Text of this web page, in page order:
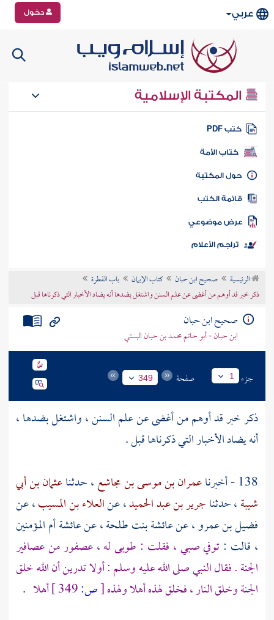
عربي دخول
المكتبة الإسلامية
كتب PDF
كتاب الأمة
المكتبة
الكتب
موضوعي
تراجم الأعلام
الرئيسية صحيح ابن حبان كتاب الإيمان
باب الفطرة
ذكر خبر قد أوهم من أغضى عن علم السنن واشتغل بضدها أنه يضاد الأخبار التي ذكرناها قبل
صحيح ابن حبان
ابن حبان - أبو حاتم محمد بن حبان البستي
جزء 1 صفحة 349
ذكر خبر قد أوهم من أغضى عن علم السنن ، واشتغل بضدها ،
أنه يضاد الأخبار التي ذكرناها قبل .
138 - أخبرنا
عمران بن موسى بن مجاشع، حدثناعثمان بن أبي
شيبة، حدثناجرير بن عبد الحميد، عنالعلاء بن المسيب، عن
فضيل بن عمرو، عنعائشة بنت طلحة، عنعائشةأم المؤمنين
، قالت :توفي صبي ، فقلت : طوبى له ، عصفور من عصافير
الجنة . فقال النبي صلى الله عليه وسلم : أولا تدرين أن الله خلق
الجنة وخلق النار ، فخلق لهذه أهلا ولهذه[ص: أهلا .